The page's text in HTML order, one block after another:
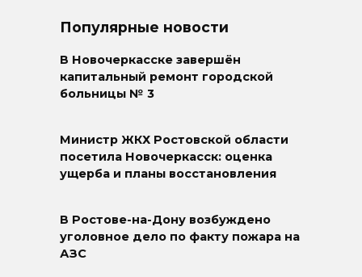
Популярные новости
В Новочеркасске завершён
капитальный ремонт городской
больницы № 3
Министр ЖКХ Ростовской области
посетила Новочеркасск: оценка
ущерба и планы восстановления
В Ростове-на-Дону возбуждено
уголовное дело по факту пожара на
АЗС